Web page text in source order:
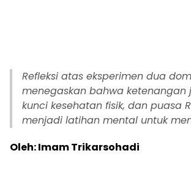
Refleksi atas eksperimen dua
menegaskan bahwa ketenangan
kunci kesehatan fisik, dan puasa
menjadi latihan mental untuk
Oleh: Imam Trikarsohadi